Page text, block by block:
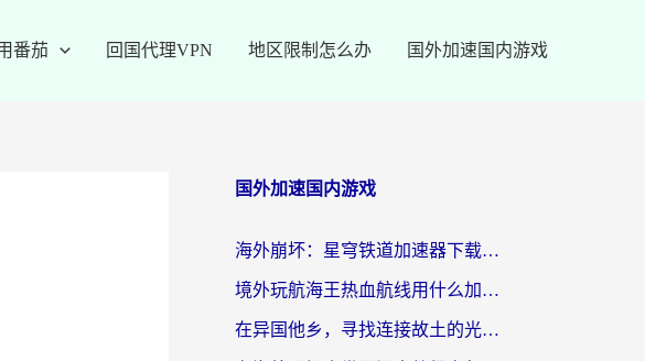
番茄 回国代理VPN 地区限制怎么办 国外加速国内游戏
国外加速国内游戏
海外崩坏：星穹铁道加速器下载安装：一份给游子的终极网络指南
境外玩航海王热血航线用什么加速器？2026海外玩家实测最优方案（附欧洲问道堡垒前线加速技巧）
在异国他乡，寻找连接故土的光明大陆免费加速器